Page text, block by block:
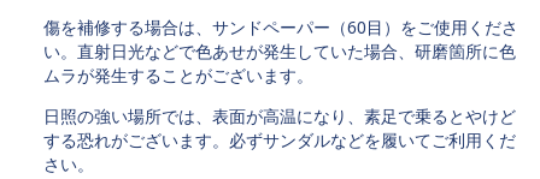
傷を補修する場合は、サンドペーパー（60目）をご使用くださ
い。直射日光などで色あせが発生していた場合、研磨箇所に色
ムラが発生することがございます。
日照の強い場所では、表面が高温になり、素足で乗るとやけど
する恐れがございます。必ずサンダルなどを履いてご利用くだ
さい。